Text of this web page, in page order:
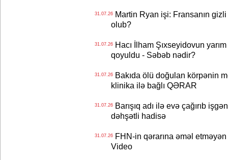
31.07.26Martin Ryan işi: Fransanın gizli
olub?
31.07.26Hacı İlham Şıxseyidovun
qoyuldu - Səbəb nədir?
31.07.26Bakıda ölü doğulan körpənin
klinika ilə bağlı QƏRAR
31.07.26Barışıq adı ilə evə çağırıb
dəhşətli hadisə
31.07.26FHN-in qərarına əməl
Video